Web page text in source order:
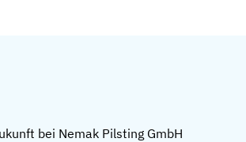
bei Nemak Pilsting GmbH